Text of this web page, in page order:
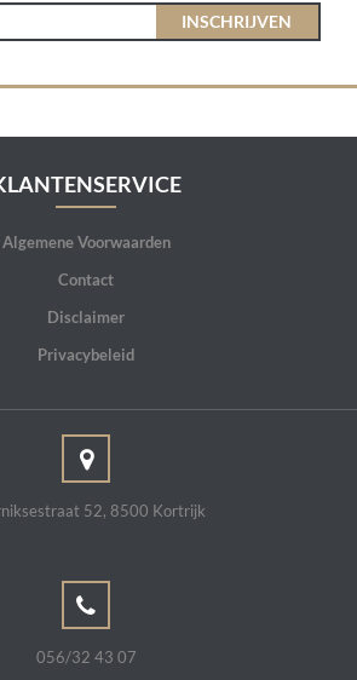
INSCHRIJVEN
Algemene Voorwaarden
Contact
Disclaimer
Privacybeleid
52, 8500 Kortrijk
056/32 43 07